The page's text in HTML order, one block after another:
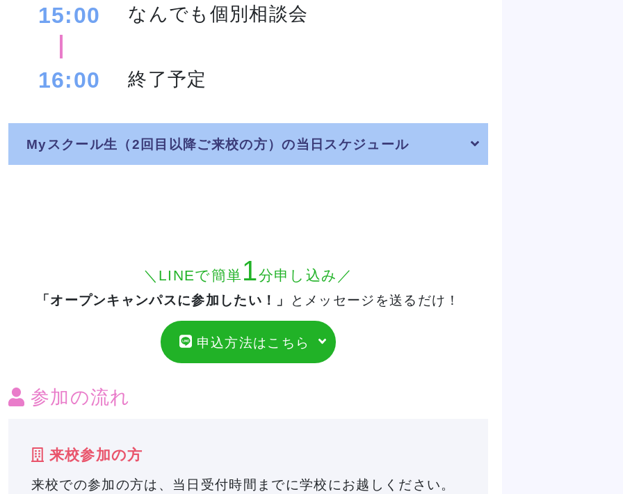
15:00 なんでも個別相談会
16:00 終了予定
Myスクール生（2回目以降ご来校の方）の当日スケジュール
＼LINEで簡単1分申し込み／
「オープンキャンパスに参加したい！」 と メッセージを送るだけ！
申込方法はこちら
参加の流れ
来校参加の方
来校での参加の方は、当日受付時間までに学校にお越しください。